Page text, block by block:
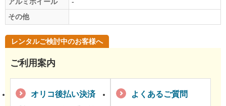
その他
レンタルご検討中のお客様へ
ご利用案内
オリコ後払い決済 よくあるご質問